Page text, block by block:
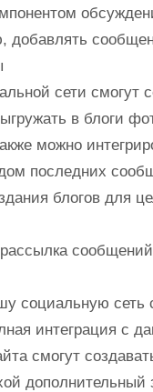
добавлять
сети смогут
в блоги
можно
последних
блогов для
социальную сеть
интеграция с
смогут
дополнительный